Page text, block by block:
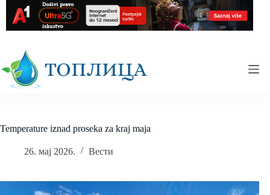
content
Temperature iznad proseka za kraj maja
26. мај 2026. Вести